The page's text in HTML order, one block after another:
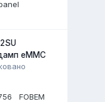
eMMC
FOBEM